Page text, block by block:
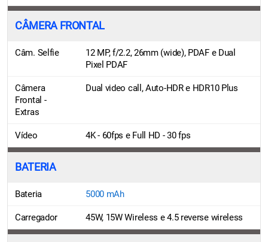
CÂMERA FRONTAL
Câm. Selfie
12 MP, f/2.2, 26mm (wide), PDAF e Dual
Pixel PDAF
Câmera
Frontal -
Extras
Dual video call, Auto-HDR e HDR10 Plus
Vídeo 4K - 60fps e Full HD - 30 fps
BATERIA
Bateria 5000 mAh
Carregador 45W, 15W Wireless e 4.5 reverse wireless